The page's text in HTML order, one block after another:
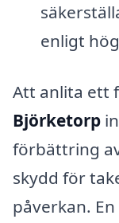
enligt
Att anlita ett
Björketorp
förbättring
skydd för
påverkan.